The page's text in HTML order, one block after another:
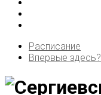
Расписание
Впервые здесь?